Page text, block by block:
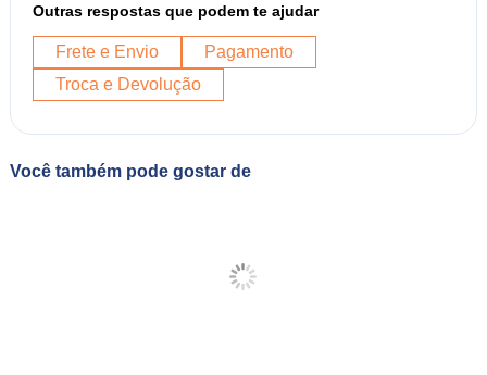
Outras respostas que podem te ajudar
Frete e Envio
Pagamento
Troca e Devolução
Você também pode gostar de